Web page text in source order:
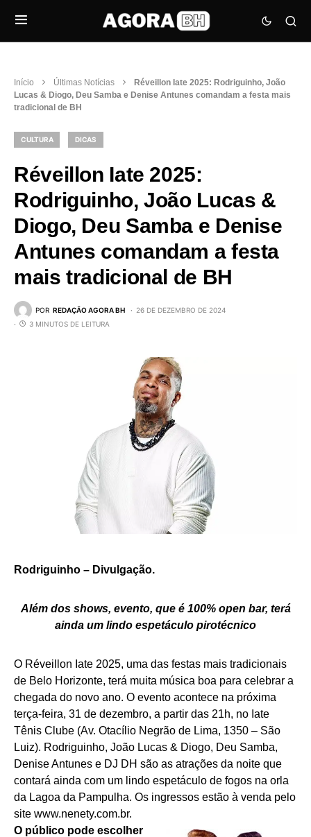
Início Últimas Notícias
Réveillon Iate 2025: Rodriguinho, João
Lucas & Diogo, Deu Samba e Denise Antunes comandam a festa mais
tradicional de BH
CULTURA DICAS
Réveillon Iate 2025:
Rodriguinho, João Lucas &
Diogo, Deu Samba e Denise
Antunes comandam a festa
mais tradicional de BH
POR REDAÇÃO AGORA BH
26 DE DEZEMBRO DE 2024
3 MINUTOS DE LEITURA
Rodriguinho – Divulgação.
Além dos shows, evento, que é 100% open bar, terá
ainda um lindo espetáculo pirotécnico
O Réveillon Iate 2025, uma das festas mais tradicionais
de Belo Horizonte, terá muita música boa para celebrar a
chegada do novo ano. O evento acontece na próxima
terça-feira, 31 de dezembro, a partir das 21h, no Iate
Tênis Clube (Av. Otacílio Negrão de Lima, 1350 – São
Luiz). Rodriguinho, João Lucas & Diogo, Deu Samba,
Denise Antunes e DJ DH são as atrações da noite que
contará ainda com um lindo espetáculo de fogos na orla
da Lagoa da Pampulha. Os ingressos estão à venda pelo
site www.nenety.com.br.
O público pode escolher